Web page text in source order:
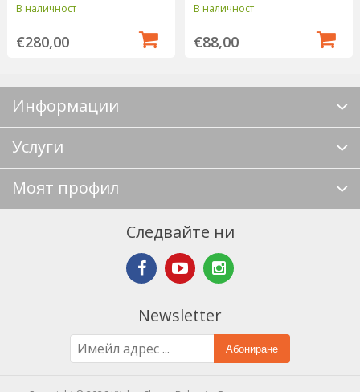
В наличност
€280,00
В наличност
€88,00
Информации
Услуги
Моят профил
Следвайте ни
Newsletter
Абониране